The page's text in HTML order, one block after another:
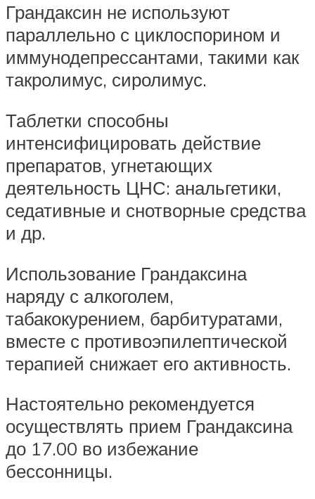
Грандаксин не используют
параллельно с циклоспорином и
иммунодепрессантами, такими как
такролимус, сиролимус.
Таблетки способны
интенсифицировать действие
препаратов, угнетающих
деятельность ЦНС: анальгетики,
седативные и снотворные средства
и др.
Использование Грандаксина
наряду с алкоголем,
табакокурением, барбитуратами,
вместе с противоэпилептической
терапией снижает его активность.
Настоятельно рекомендуется
осуществлять прием Грандаксина
до 17.00 во избежание
бессонницы.